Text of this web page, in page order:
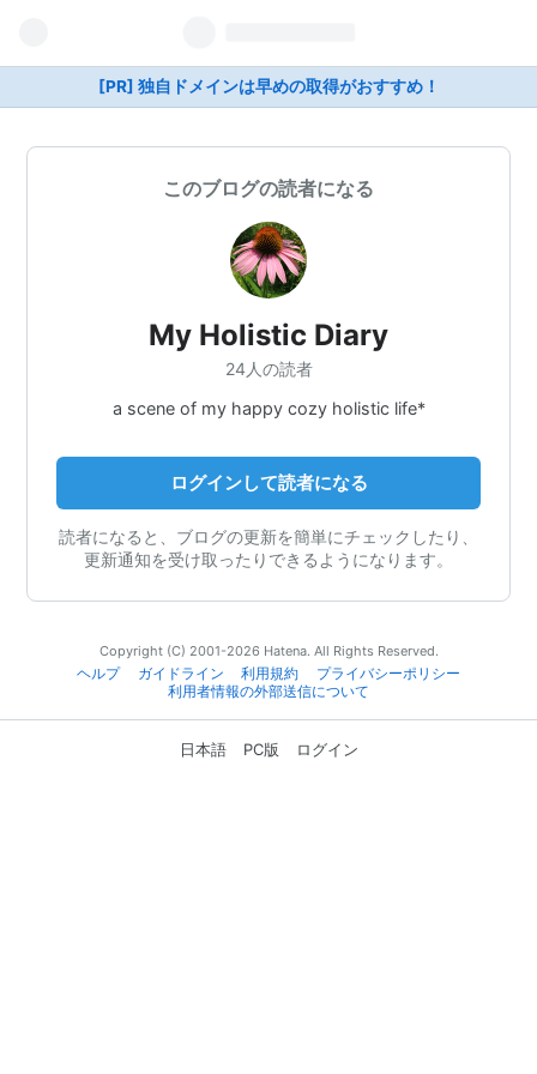
[PR] 独自ドメインは早めの取得がおすすめ！
このブログの読者になる
My Holistic Diary
24人の読者
a scene of my happy cozy holistic life*
ログインして読者になる
読者になると、ブログの更新を簡単にチェックしたり、
更新通知を受け取ったりできるようになります。
Copyright (C) 2001-2026 Hatena. All Rights Reserved.
ヘルプ
ガイドライン 利用規約
プライバシーポリシー
利用者情報の外部送信について
日本語 PC版 ログイン